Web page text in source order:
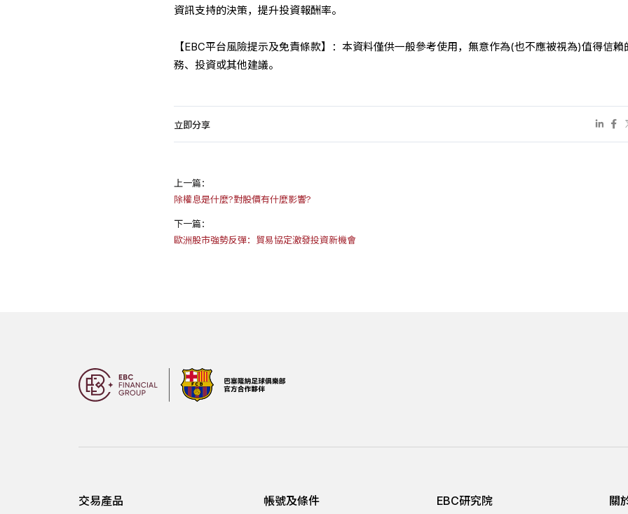
資訊支持的決策，提升投資報酬率。
【EBC平台風險提示及免責條款】：本資料僅供一般參考使用，無意作為(也不應被視為)值得信賴
務、投資或其他建議。
立即分享
上一篇：
除權息是什麼?對股價有什麼影響?
下一篇：
歐洲股市強勢反彈：貿易協定激發投資新機會
交易產品 帳號及條件 EBC研究院 關